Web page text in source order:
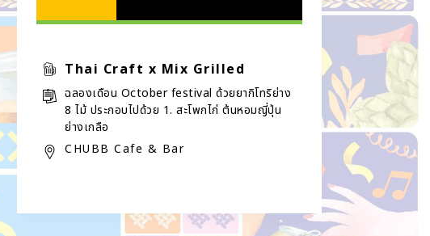
Thai Craft x Mix Grilled
ฉลองเดือน October festival ด้วยยากิโทริย่าง
8 ไม้ ประกอบไปด้วย 1. สะโพกไก่ ต้นหอมญี่ปุ่น
ย่างเกลือ
CHUBB Cafe & Bar